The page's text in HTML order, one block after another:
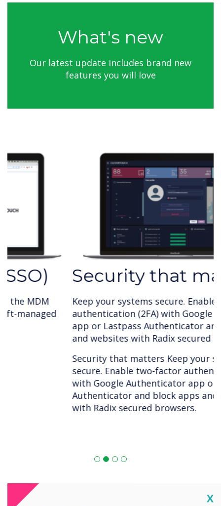
What's new
Our latest update includes brand new
features you will love
Security that matters
Keep your systems secure. Enable two-factor
authentication (2FA) with Google Authenticator
app or Lastpass Authenticator and block apps
and websites with Radix secured browsers.
Security that matters Keep your systems
secure. Enable two-factor authentication (2FA)
with Google Authenticator app or Lastpass
Authenticator and block apps and websites
with Radix secured browsers.
X